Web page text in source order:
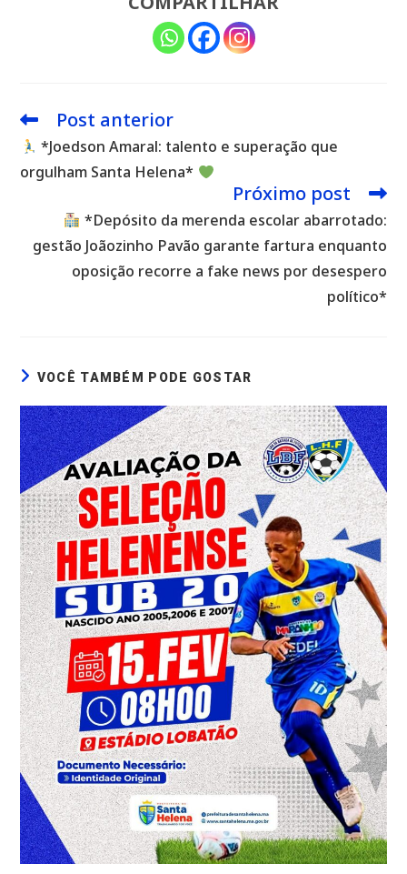
Leia
artigos
Post anterior
*Joedson Amaral: talento e superação que
orgulham Santa Helena*
Próximo post
*Depósito da merenda escolar abarrotado:
gestão Joãozinho Pavão garante fartura enquanto
oposição recorre a fake news por desespero
político*
VOCÊ TAMBÉM PODE GOSTAR